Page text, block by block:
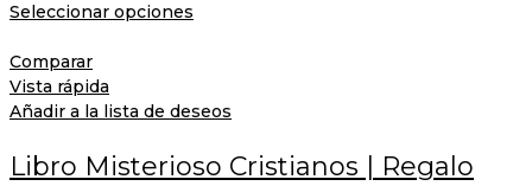
Seleccionar opciones
Comparar
Vista rápida
Añadir a la lista de deseos
Libro Misterioso Cristianos | Regalo